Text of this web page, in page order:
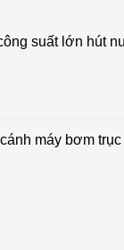
suất lớn hút
máy bơm